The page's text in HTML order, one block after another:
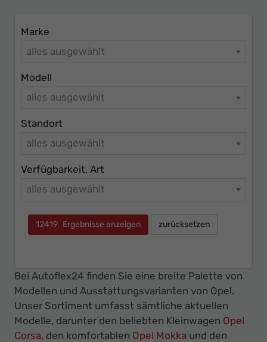
Marke
alles ausgewählt
Modell
alles ausgewählt
Standort
alles ausgewählt
Verfügbarkeit, Art
alles ausgewählt
12419 Ergebnisse anzeigen zurücksetzen
Bei Autoflex24 finden Sie eine breite Palette von
Modellen und Ausstattungsvarianten von Opel.
Unser Sortiment umfasst sämtliche aktuellen
Modelle, darunter den beliebten Kleinwagen Opel
Corsa, den komfortablen Opel Mokka und den